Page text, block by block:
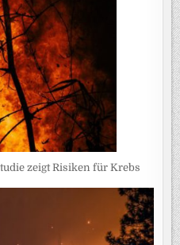
zeigt Risiken für Krebs